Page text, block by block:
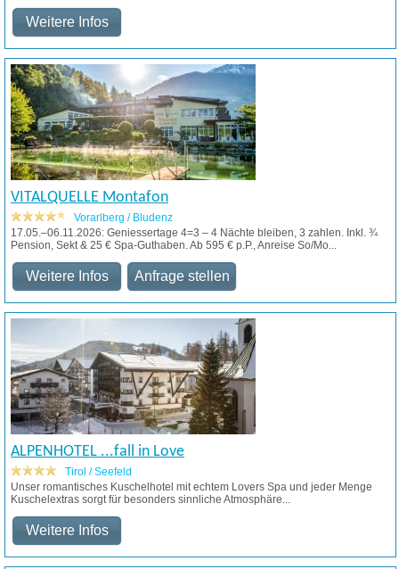
Weitere Infos
VITALQUELLE Montafon
Vorarlberg / Bludenz
17.05.–06.11.2026: Geniessertage 4=3 – 4 Nächte bleiben, 3 zahlen. Inkl. ¾
Pension, Sekt & 25 € Spa-Guthaben. Ab 595 € p.P., Anreise So/Mo...
Weitere Infos Anfrage stellen
ALPENHOTEL ...fall in Love
Tirol / Seefeld
Unser romantisches Kuschelhotel mit echtem Lovers Spa und jeder Menge
Kuschelextras sorgt für besonders sinnliche Atmosphäre...
Weitere Infos